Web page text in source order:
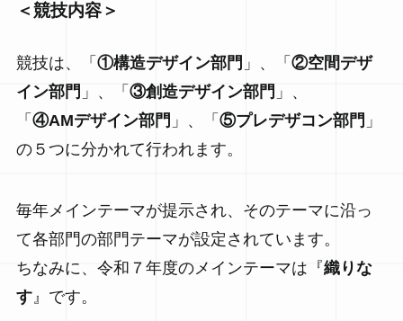
＜競技内容＞
競技は、「 ①構造デザイン部門 」、「 ②空間デザ
イン部門 」、「 ③創造デザイン部門 」、
「 ④AMデザイン部門 」、「 ⑤プレデザコン部門 」
の５つに分かれて行われます。
毎年メインテーマが提示され、そのテーマに沿っ
て各部門の部門テーマが設定されています。
ちなみに、令和７年度のメインテーマは『織りな
す』です。